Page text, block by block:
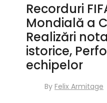
Recorduri
Mondială a
Realizări
istorice,
echipelor
By Felix Armitage